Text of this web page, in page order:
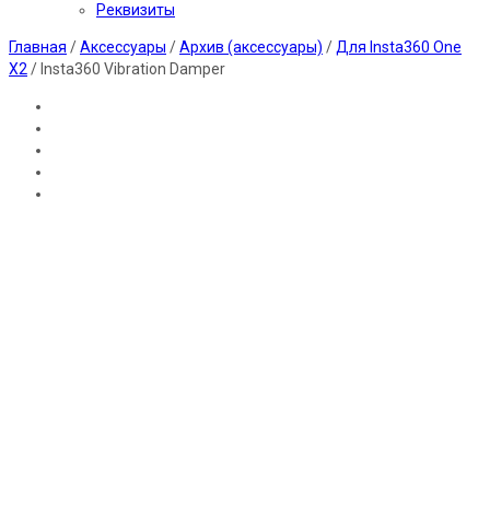
Реквизиты
Главная /Аксессуары /Архив (аксессуары) / Для Insta360 One
X2 / Insta360 Vibration Damper